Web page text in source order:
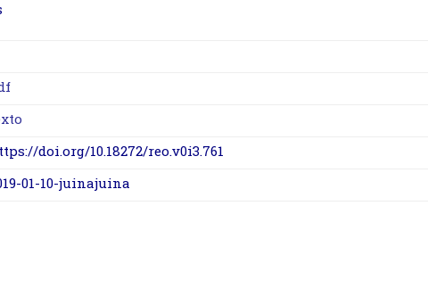
doi.org/10.18272/reo.v0i3.761
01-10-juinajuina